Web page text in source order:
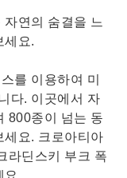
연의 숨결을 느
세요.
를 이용하여 미
다. 이곳에서 자
800종이 넘는 동
세요. 크로아티아
라딘스키 부크 폭
.